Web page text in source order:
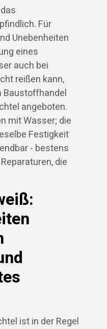
Für
Unebenheiten
eines
auch bei
reißen kann,
Baustoffhandel
angeboten.
mit Wasser; die
Festigkeit
- bestens
die
ist in der Regel